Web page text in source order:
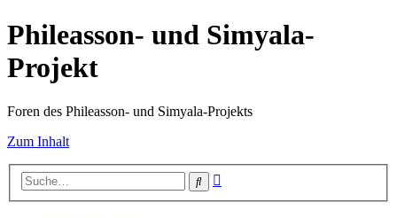
Phileasson- und Simyala-
Projekt
Foren des Phileasson- und Simyala-Projekts
Zum Inhalt
Suche